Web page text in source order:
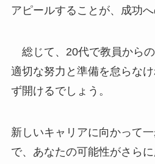
アピールすることが、成功へ
総じて、20代で教員からの
適切な努力と準備を怠らな
ず開けるでしょう。
新しいキャリアに向かって
で、あなたの可能性がさら